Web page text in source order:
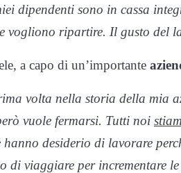
dipendenti sono in cassa
vogliono ripartire. Il gusto del
a capo di un’importante
volta nella storia della mia
vuole fermarsi. Tutti noi
hanno desiderio di lavorare
di viaggiare per incrementare